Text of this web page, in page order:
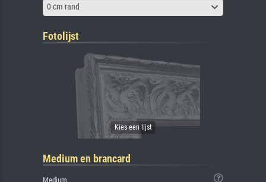
0 cm rand
Fotolijst
Medium en brancard
Medium